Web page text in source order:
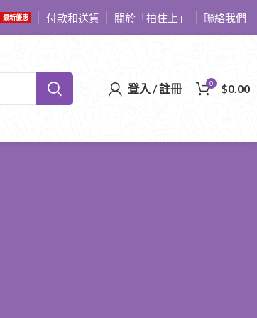
最新優惠 付款和送貨 關於「拍住上」 聯絡我們
登入 / 註冊 0 $0.00